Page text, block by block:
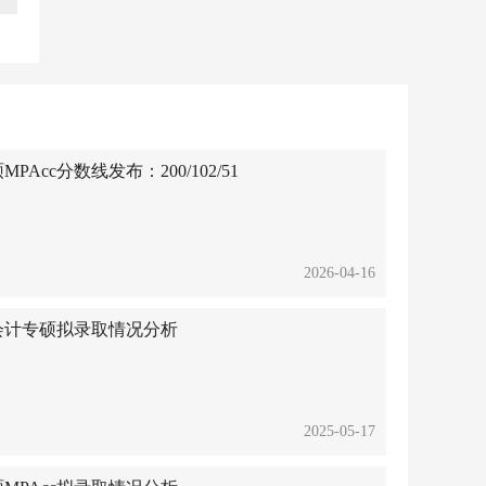
分数线发布：200/102/51
2026-04-16
计专硕拟录取情况分析
2025-05-17